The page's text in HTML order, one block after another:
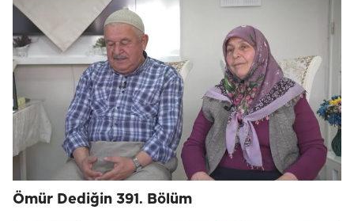
Ömür Dediğin 391. Bölüm